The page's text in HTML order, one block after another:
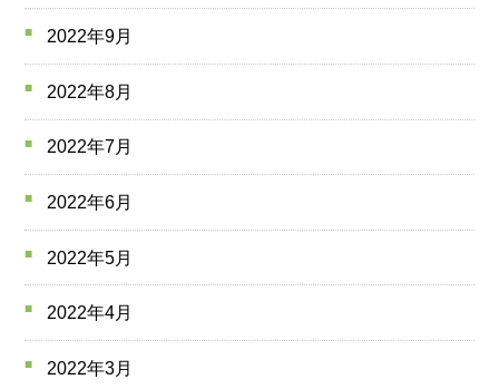
2022年9月
2022年8月
2022年7月
2022年6月
2022年5月
2022年4月
2022年3月